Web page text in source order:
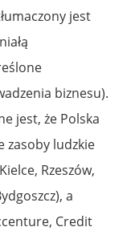
jest
biznesu).
jest, że Polska
zasoby ludzkie
Rzeszów,
a
Credit